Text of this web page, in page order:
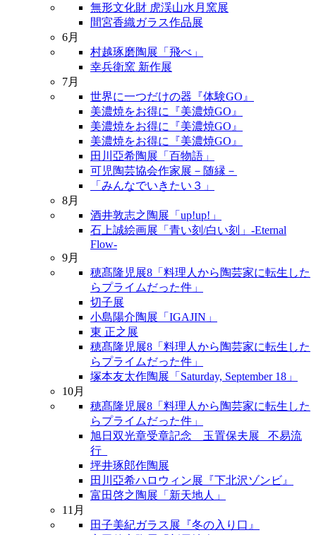
無形文化財 虎渓山水月窯展
間宮香織ガラス作品展
6月
村越琢磨陶展「飛べ」
幸兵衛窯 新作展
7月
世界に一つだけの器『体験GO』
美濃焼をお得に『美濃焼GO』
美濃焼をお得に『美濃焼GO』
美濃焼をお得に『美濃焼GO』
田川亞希陶展「百物語」
可児陶芸協会作家展－随縁－
「みんなでいきたい３」
8月
酒井敦志之陶展「up!up!」
石上誠絵画展「青い刻/白い刻」-Eternal
Flow-
9月
穂髙隆児展8「料理人から陶芸家に転生した
らプライムだった件」
切子展
小島陽介陶展「IGAJIN」
東 正之展
穂髙隆児展8「料理人から陶芸家に転生した
らプライムだった件」
塚本友太作陶展「Saturday, September 18」
10月
穂髙隆児展8「料理人から陶芸家に転生した
らプライムだった件」
旭日双光章受章記念 玉置保夫展 _不易流
行_
坪井琢郎作陶展
田川亞希ハロウィン展『下北沢ゾンビ』
富田啓之陶展「新天地人」
11月
田子美紀ガラス展『冬の入り口』